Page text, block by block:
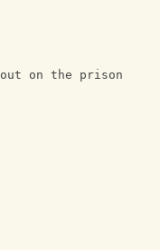
on the prison bus